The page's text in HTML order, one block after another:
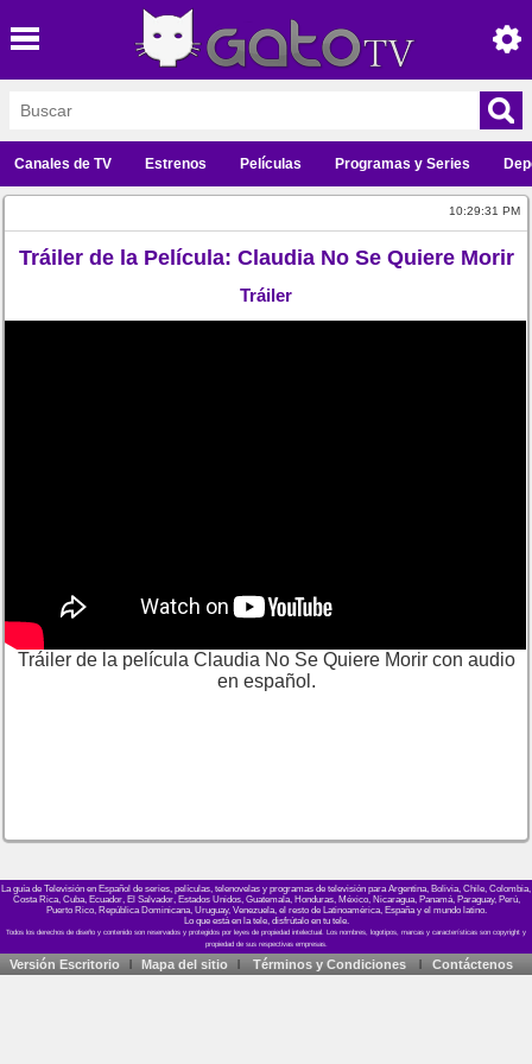
Canales de TV Estrenos Películas Programas y Series
10:29:31 PM
Tráiler de la Película: Claudia No Se Quiere Morir
Tráiler
Tráiler de la película Claudia No Se Quiere Morir con audio
en español.
La guía de Televisión en Español de series, películas, telenovelas y programas de televisión para Argentina, Bolivia, Chile, Colombia,
Costa Rica, Cuba, Ecuador, El Salvador, Estados Unidos, Guatemala, Honduras, México, Nicaragua, Panamá, Paraguay, Perú,
Puerto Rico, República Dominicana, Uruguay, Venezuela, el resto de Latinoamérica, España y el mundo latino.
Lo que está en la tele, disfrútalo en tu tele.
Versión Escritorio Mapa del sitio Términos y Condiciones Contáctenos